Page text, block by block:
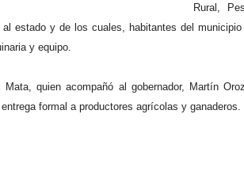
Rural,
estado y de los cuales, habitantes del
y equipo.
quien acompañó al gobernador, Martín
formal a productores agrícolas y ganaderos.